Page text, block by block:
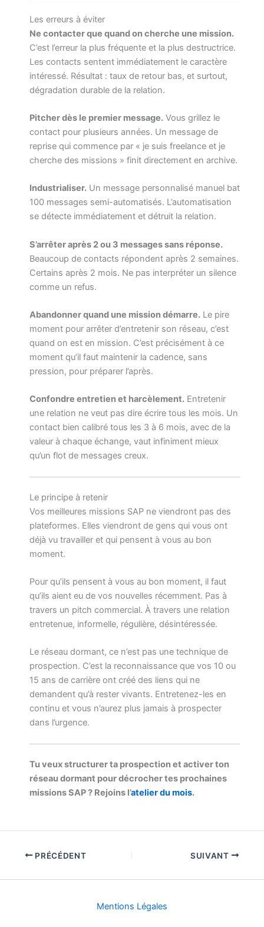
Les erreurs à éviter
Ne contacter que quand on cherche une mission.
C’est l’erreur la plus fréquente et la plus destructrice.
Les contacts sentent immédiatement le caractère
intéressé. Résultat : taux de retour bas, et surtout,
dégradation durable de la relation.
Pitcher dès le premier message. Vous grillez le
contact pour plusieurs années. Un message de
reprise qui commence par « je suis freelance et je
cherche des missions » finit directement en archive.
Industrialiser. Un message personnalisé manuel bat
100 messages semi-automatisés. L’automatisation
se détecte immédiatement et détruit la relation.
S’arrêter après 2 ou 3 messages sans réponse.
Beaucoup de contacts répondent après 2 semaines.
Certains après 2 mois. Ne pas interpréter un silence
comme un refus.
Abandonner quand une mission démarre. Le pire
moment pour arrêter d’entretenir son réseau, c’est
quand on est en mission. C’est précisément à ce
moment qu’il faut maintenir la cadence, sans
pression, pour préparer l’après.
Confondre entretien et harcèlement. Entretenir
une relation ne veut pas dire écrire tous les mois. Un
contact bien calibré tous les 3 à 6 mois, avec de la
valeur à chaque échange, vaut infiniment mieux
qu’un flot de messages creux.
Le principe à retenir
Vos meilleures missions SAP ne viendront pas des
plateformes. Elles viendront de gens qui vous ont
déjà vu travailler et qui pensent à vous au bon
moment.
Pour qu’ils pensent à vous au bon moment, il faut
qu’ils aient eu de vos nouvelles récemment. Pas à
travers un pitch commercial. À travers une relation
entretenue, informelle, régulière, désintéressée.
Le réseau dormant, ce n’est pas une technique de
prospection. C’est la reconnaissance que vos 10 ou
15 ans de carrière ont créé des liens qui ne
demandent qu’à rester vivants. Entretenez-les en
continu et vous n’aurez plus jamais à prospecter
dans l’urgence.
Tu veux structurer ta prospection et activer ton
réseau dormant pour décrocher tes prochaines
missions SAP ? Rejoins l’atelier du mois.
PRÉCÉDENT SUIVANT
Mentions Légales